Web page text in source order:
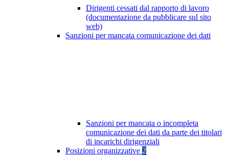
Dirigenti cessati dal rapporto di lavoro
(documentazione da pubblicare sul sito
web)
Sanzioni per mancata comunicazione dei dati
Sanzioni per mancata o incompleta
comunicazione dei dati da parte dei titolari
di incarichi dirigenziali
Posizioni organizzative 2